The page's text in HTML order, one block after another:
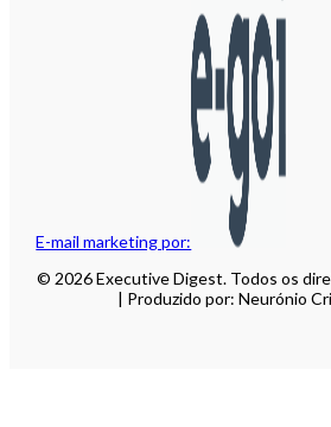
E-mail marketing por:
© 2026 Executive Digest. Todos os
| Produzido por: Neurónio